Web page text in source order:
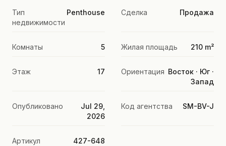
Тип
недвижимости
Penthouse Сделка Продажа
Комнаты 5 Жилая площадь 210 m²
Этаж 17 Ориентация Восток · Юг ·
Запад
Опубликовано
Jul 29,
2026
Код агентства SM-BV-J
Артикул 427-648